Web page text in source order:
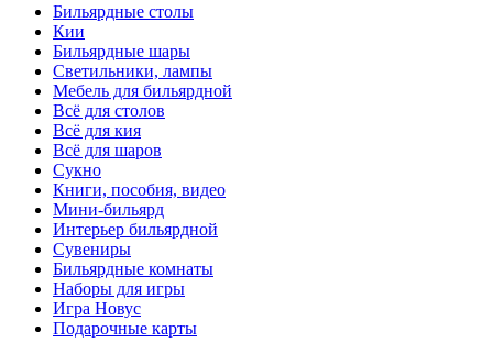
Бильярдные столы
Кии
Бильярдные шары
Светильники, лампы
Мебель для бильярдной
Всё для столов
Всё для кия
Всё для шаров
Сукно
Книги, пособия, видео
Мини-бильярд
Интерьер бильярдной
Сувениры
Бильярдные комнаты
Наборы для игры
Игра Новус
Подарочные карты